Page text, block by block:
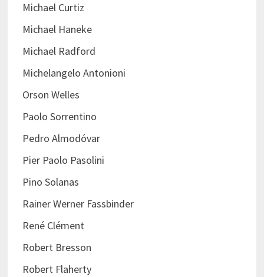
Michael Curtiz
Michael Haneke
Michael Radford
Michelangelo Antonioni
Orson Welles
Paolo Sorrentino
Pedro Almodóvar
Pier Paolo Pasolini
Pino Solanas
Rainer Werner Fassbinder
René Clément
Robert Bresson
Robert Flaherty